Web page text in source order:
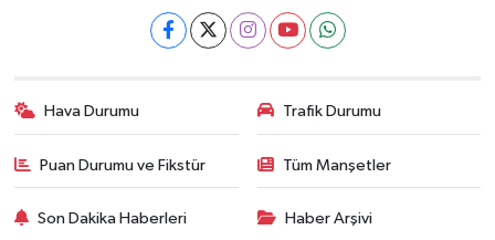
Hava Durumu Trafik Durumu
Puan Durumu ve Fikstür Tüm Manşetler
Son Dakika Haberleri Haber Arşivi